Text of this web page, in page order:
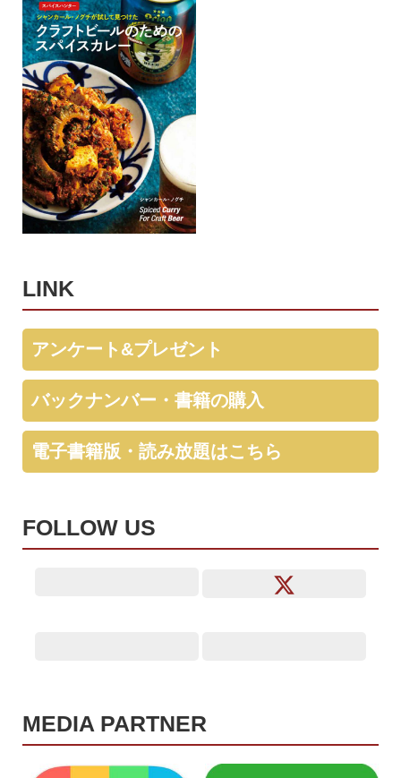
LINK
アンケート&プレゼント
バックナンバー・書籍の購入
電子書籍版・読み放題はこちら
FOLLOW US
MEDIA PARTNER